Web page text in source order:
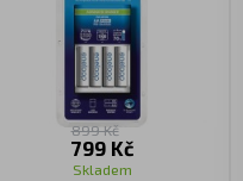
899 Kč
799 Kč
Skladem